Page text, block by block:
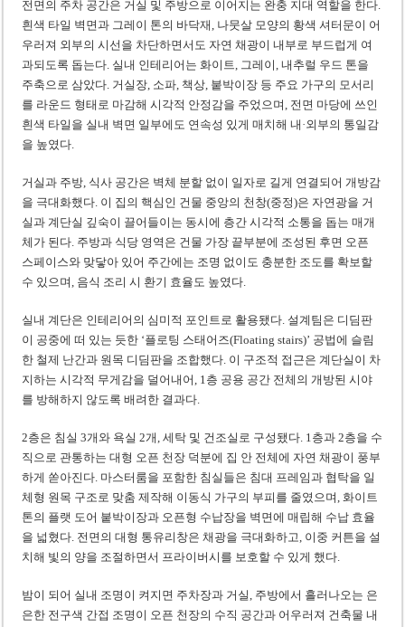
전면의 주차 공간은 거실 및 주방으로 이어지는 완충 지대 역할을 한다.
흰색 타일 벽면과 그레이 톤의 바닥재, 나뭇살 모양의 황색 셔터문이 어
우러져 외부의 시선을 차단하면서도 자연 채광이 내부로 부드럽게 여
과되도록 돕는다. 실내 인테리어는 화이트, 그레이, 내추럴 우드 톤을
주축으로 삼았다. 거실장, 소파, 책상, 붙박이장 등 주요 가구의 모서리
를 라운드 형태로 마감해 시각적 안정감을 주었으며, 전면 마당에 쓰인
흰색 타일을 실내 벽면 일부에도 연속성 있게 매치해 내·외부의 통일감
을 높였다.
거실과 주방, 식사 공간은 벽체 분할 없이 일자로 길게 연결되어 개방감
을 극대화했다. 이 집의 핵심인 건물 중앙의 천창(중정)은 자연광을 거
실과 계단실 깊숙이 끌어들이는 동시에 층간 시각적 소통을 돕는 매개
체가 된다. 주방과 식당 영역은 건물 가장 끝부분에 조성된 후면 오픈
스페이스와 맞닿아 있어 주간에는 조명 없이도 충분한 조도를 확보할
수 있으며, 음식 조리 시 환기 효율도 높였다.
실내 계단은 인테리어의 심미적 포인트로 활용됐다. 설계팀은 디딤판
이 공중에 떠 있는 듯한 ‘플로팅 스태어즈(Floating stairs)’ 공법에 슬림
한 철제 난간과 원목 디딤판을 조합했다. 이 구조적 접근은 계단실이 차
지하는 시각적 무게감을 덜어내어, 1층 공용 공간 전체의 개방된 시야
를 방해하지 않도록 배려한 결과다.
2층은 침실 3개와 욕실 2개, 세탁 및 건조실로 구성됐다. 1층과 2층을 수
직으로 관통하는 대형 오픈 천장 덕분에 집 안 전체에 자연 채광이 풍부
하게 쏟아진다. 마스터룸을 포함한 침실들은 침대 프레임과 협탁을 일
체형 원목 구조로 맞춤 제작해 이동식 가구의 부피를 줄였으며, 화이트
톤의 플랫 도어 붙박이장과 오픈형 수납장을 벽면에 매립해 수납 효율
을 넓혔다. 전면의 대형 통유리창은 채광을 극대화하고, 이중 커튼을 설
치해 빛의 양을 조절하면서 프라이버시를 보호할 수 있게 했다.
밤이 되어 실내 조명이 켜지면 주차장과 거실, 주방에서 흘러나오는 은
은한 전구색 간접 조명이 오픈 천장의 수직 공간과 어우러져 건축물 내